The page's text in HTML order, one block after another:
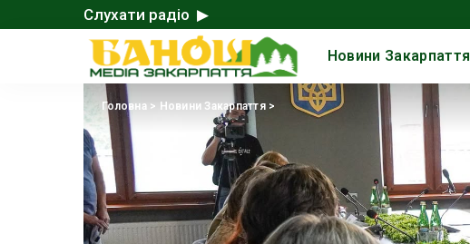
Слухати радіо ▶
Новини Закарпаття
Головна> Новини Закарпаття>